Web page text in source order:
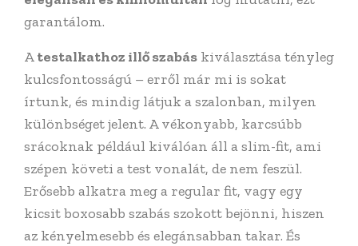
garantálom.
Atestalkathoz illő szabás kiválasztása tényleg
kulcsfontosságú – erről már mi is sokat
írtunk, és mindig látjuk a szalonban, milyen
különbséget jelent. A vékonyabb, karcsúbb
srácoknak például kiválóan áll a slim-fit, ami
szépen követi a test vonalát, de nem feszül.
Erősebb alkatra meg a regular fit, vagy egy
kicsit boxosabb szabás szokott bejönni, hiszen
az kényelmesebb és elegánsabban takar. És